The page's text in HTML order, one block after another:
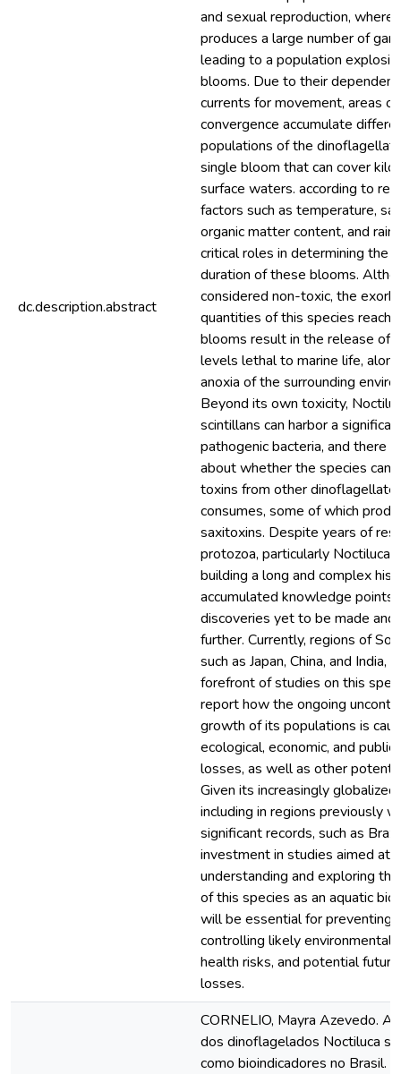
dc.description.abstract
and sexual reproduction, where
produces a large number of
leading to a population
blooms. Due to their
currents for movement, areas of
convergence accumulate
populations of the
single bloom that can cover
surface waters. according to
factors such as temperature,
organic matter content, and
critical roles in determining the
duration of these blooms.
considered non-toxic, the
quantities of this species
blooms result in the release of
levels lethal to marine life,
anoxia of the surrounding
Beyond its own toxicity,
scintillans can harbor a
pathogenic bacteria, and there
about whether the species can
toxins from other
consumes, some of which
saxitoxins. Despite years of
protozoa, particularly Noctiluca
building a long and complex
accumulated knowledge points
discoveries yet to be made and
further. Currently, regions of
such as Japan, China, and India,
forefront of studies on this
report how the ongoing
growth of its populations is
ecological, economic, and public
losses, as well as other
Given its increasingly globalized
including in regions previously
significant records, such as
investment in studies aimed at
understanding and exploring
of this species as an aquatic
will be essential for preventing
controlling likely environmental
health risks, and potential
losses.
CORNELIO, Mayra Azevedo.
dos dinoflagelados Noctiluca
como bioindicadores no Brasil.